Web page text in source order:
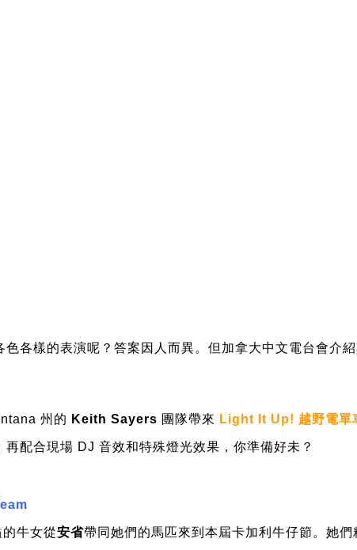
色各樣的表演呢？答案因人而異。但加拿大中文電台會介
州的 Keith Sayers 團隊帶來 Light It Up! 越野電單
配合現場 DJ 音效和特殊燈光效果，你準備好未？
牛女從安省帶同她們的馬匹來到本屆卡加利牛仔節。她